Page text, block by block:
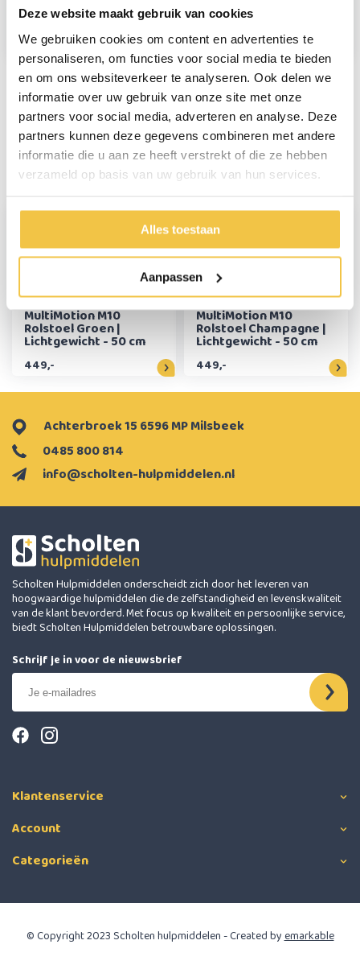
Deze website maakt gebruik van cookies
We gebruiken cookies om content en advertenties te
personaliseren, om functies voor social media te bieden
en om ons websiteverkeer te analyseren. Ook delen we
informatie over uw gebruik van onze site met onze
partners voor social media, adverteren en analyse. Deze
partners kunnen deze gegevens combineren met andere
informatie die u aan ze heeft verstrekt of die ze hebben
verzameld op basis van uw gebruik van hun services.
Alles toestaan
Aanpassen
met mountainbike
luchtbanden - Rood
189,-
met mountainbike
luchtbanden - Blauw
189,-
Persoonlijk advies
Start chat
MultiMotion M10
Rolstoel Groen |
Lichtgewicht - 50 cm
449,-
MultiMotion M10
Rolstoel Champagne |
Lichtgewicht - 50 cm
449,-
info@scholten-hulpmiddelen.nl
0485 800 814
Achterbroek 15 6596 MP Milsbeek
Scholten Hulpmiddelen onderscheidt zich door het leveren van
hoogwaardige hulpmiddelen die de zelfstandigheid en levenskwaliteit
van de klant bevorderd. Met focus op kwaliteit en persoonlijke service,
biedt Scholten Hulpmiddelen betrouwbare oplossingen.
Schrijf je in voor de nieuwsbrief
Klantenservice
Account
Categorieën
© Copyright 2023 Scholten hulpmiddelen - Created byemarkable